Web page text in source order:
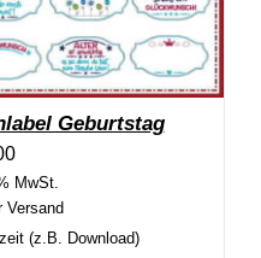
Geburtstag
MwSt.
Versand
(z.B. Download)